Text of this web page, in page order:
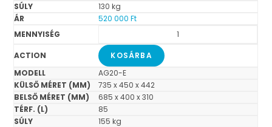
130 kg
520 000Ft
KOSÁRBA
AG20-E
735 x 450 x 442
685 x 400 x 310
85
155 kg